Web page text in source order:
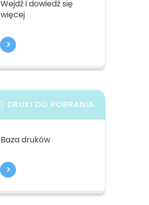
Wejdź i dowiedź się
więcej
DRUKI DO POBRANIA
Baza druków